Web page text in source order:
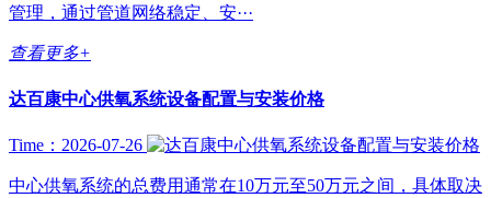
管理，通过管道网络稳定、安···
查看更多+
达百康中心供氧系统设备配置与安装价格
Time：2026-07-26
中心供氧系统的总费用通常在10万元至50万元之间，具体取决